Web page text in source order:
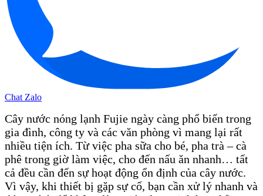
Chat Zalo
Cây nước nóng lạnh Fujie ngày càng phổ biến trong
gia đình, công ty và các văn phòng vì mang lại rất
nhiều tiện ích. Từ việc pha sữa cho bé, pha trà – cà
phê trong giờ làm việc, cho đến nấu ăn nhanh… tất
cả đều cần đến sự hoạt động ổn định của cây nước.
Vì vậy, khi thiết bị gặp sự cố, bạn cần xử lý nhanh và